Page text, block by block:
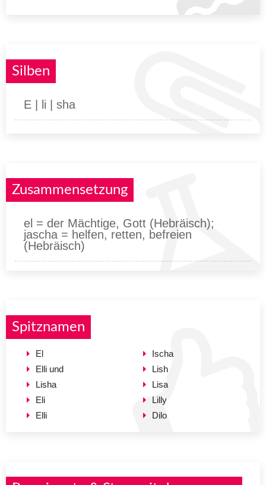
Silben
E | li | sha
Zusammensetzung
el = der Mächtige, Gott (Hebräisch);
jascha = helfen, retten, befreien
(Hebräisch)
Spitznamen
El
Elli und
Lisha
Eli
Elli
Ischa
Lish
Lisa
Lilly
Dilo